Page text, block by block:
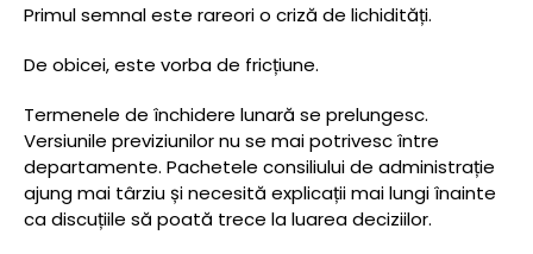
Primul semnal este rareori o criză de lichidități.
De obicei, este vorba de fricțiune.
Termenele de închidere lunară se prelungesc.
Versiunile previziunilor nu se mai potrivesc între
departamente. Pachetele consiliului de administrație
ajung mai târziu și necesită explicații mai lungi înainte
ca discuțiile să poată trece la luarea deciziilor.